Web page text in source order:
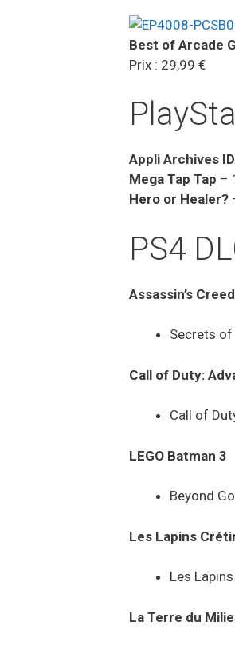
Best of Arcade
Prix : 29,99 €
Appli Archives
Mega Tap Tap –
Hero or Healer?
PS4
Assassin’s
Secrets of
Call of Duty:
Call of
LEGO Batman 3
Beyond
Les Lapins
Les
La Terre du